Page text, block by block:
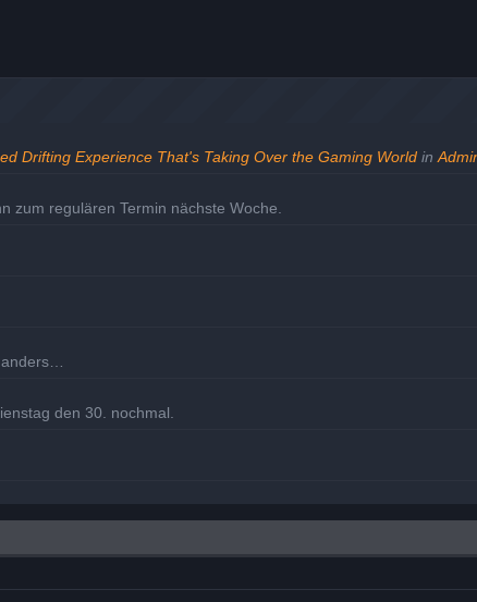
Drifting Experience That's Taking Over the Gaming World in
zum regulären Termin nächste Woche.
den 30. nochmal.